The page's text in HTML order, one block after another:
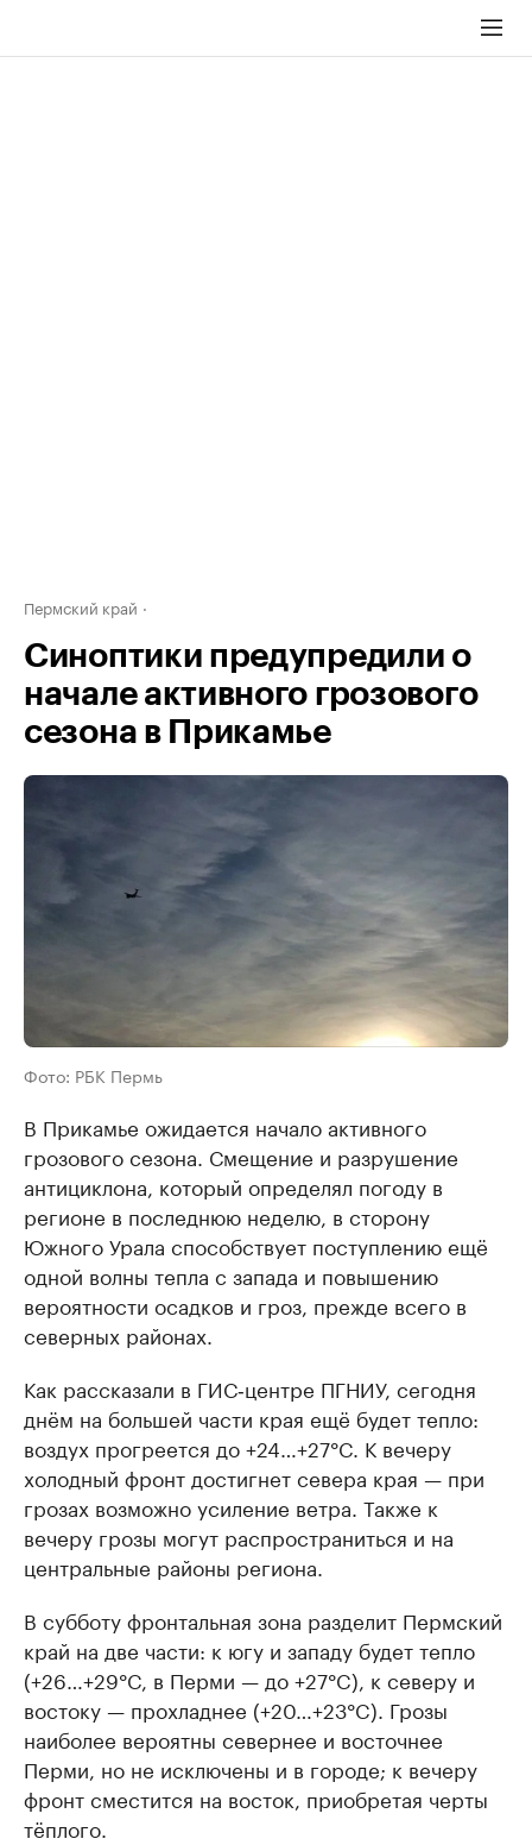
Пермский край
Синоптики предупредили о
начале активного грозового
сезона в Прикамье
Фото: РБК Пермь
В Прикамье ожидается начало активного
грозового сезона. Смещение и разрушение
антициклона, который определял погоду в
регионе в последнюю неделю, в сторону
Южного Урала способствует поступлению ещё
одной волны тепла с запада и повышению
вероятности осадков и гроз, прежде всего в
северных районах.
Как рассказали в ГИС‑центре ПГНИУ, сегодня
днём на большей части края ещё будет тепло:
воздух прогреется до +24…+27°C. К вечеру
холодный фронт достигнет севера края — при
грозах возможно усиление ветра. Также к
вечеру грозы могут распространиться и на
центральные районы региона.
В субботу фронтальная зона разделит Пермский
край на две части: к югу и западу будет тепло
(+26…+29°C, в Перми — до +27°C), к северу и
востоку — прохладнее (+20…+23°C). Грозы
наиболее вероятны севернее и восточнее
Перми, но не исключены и в городе; к вечеру
фронт сместится на восток, приобретая черты
тёплого.